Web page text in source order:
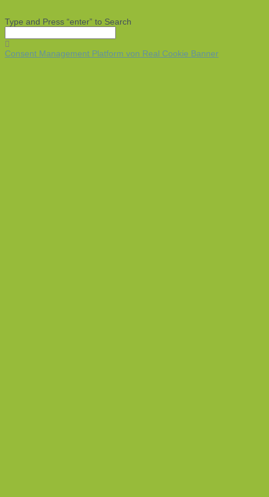
Type and Press “enter” to Search
Consent Management Platform von Real Cookie Banner